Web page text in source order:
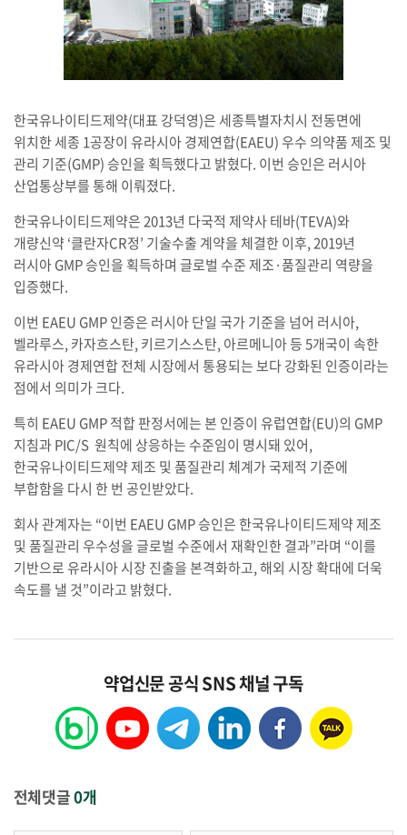
한국유나이티드제약(대표 강덕영)은 세종특별자치시 전동면에
위치한 세종 1공장이 유라시아 경제연합(EAEU) 우수 의약품 제조 및
관리 기준(GMP) 승인을 획득했다고 밝혔다. 이번 승인은 러시아
산업통상부를 통해 이뤄졌다.
한국유나이티드제약은 2013년 다국적 제약사 테바(TEVA)와
개량신약 ‘클란자CR정’ 기술수출 계약을 체결한 이후, 2019년
러시아 GMP 승인을 획득하며 글로벌 수준 제조·품질관리 역량을
입증했다.
이번 EAEU GMP 인증은 러시아 단일 국가 기준을 넘어 러시아,
벨라루스, 카자흐스탄, 키르기스스탄, 아르메니아 등 5개국이 속한
유라시아 경제연합 전체 시장에서 통용되는 보다 강화된 인증이라는
점에서 의미가 크다.
특히 EAEU GMP 적합 판정서에는 본 인증이 유럽연합(EU)의 GMP
지침과 PIC/S 원칙에 상응하는 수준임이 명시돼 있어,
한국유나이티드제약 제조 및 품질관리 체계가 국제적 기준에
부합함을 다시 한 번 공인받았다.
회사 관계자는 “이번 EAEU GMP 승인은 한국유나이티드제약 제조
및 품질관리 우수성을 글로벌 수준에서 재확인한 결과”라며 “이를
기반으로 유라시아 시장 진출을 본격화하고, 해외 시장 확대에 더욱
속도를 낼 것”이라고 밝혔다.
약업신문 공식 SNS 채널 구독
전체댓글0개